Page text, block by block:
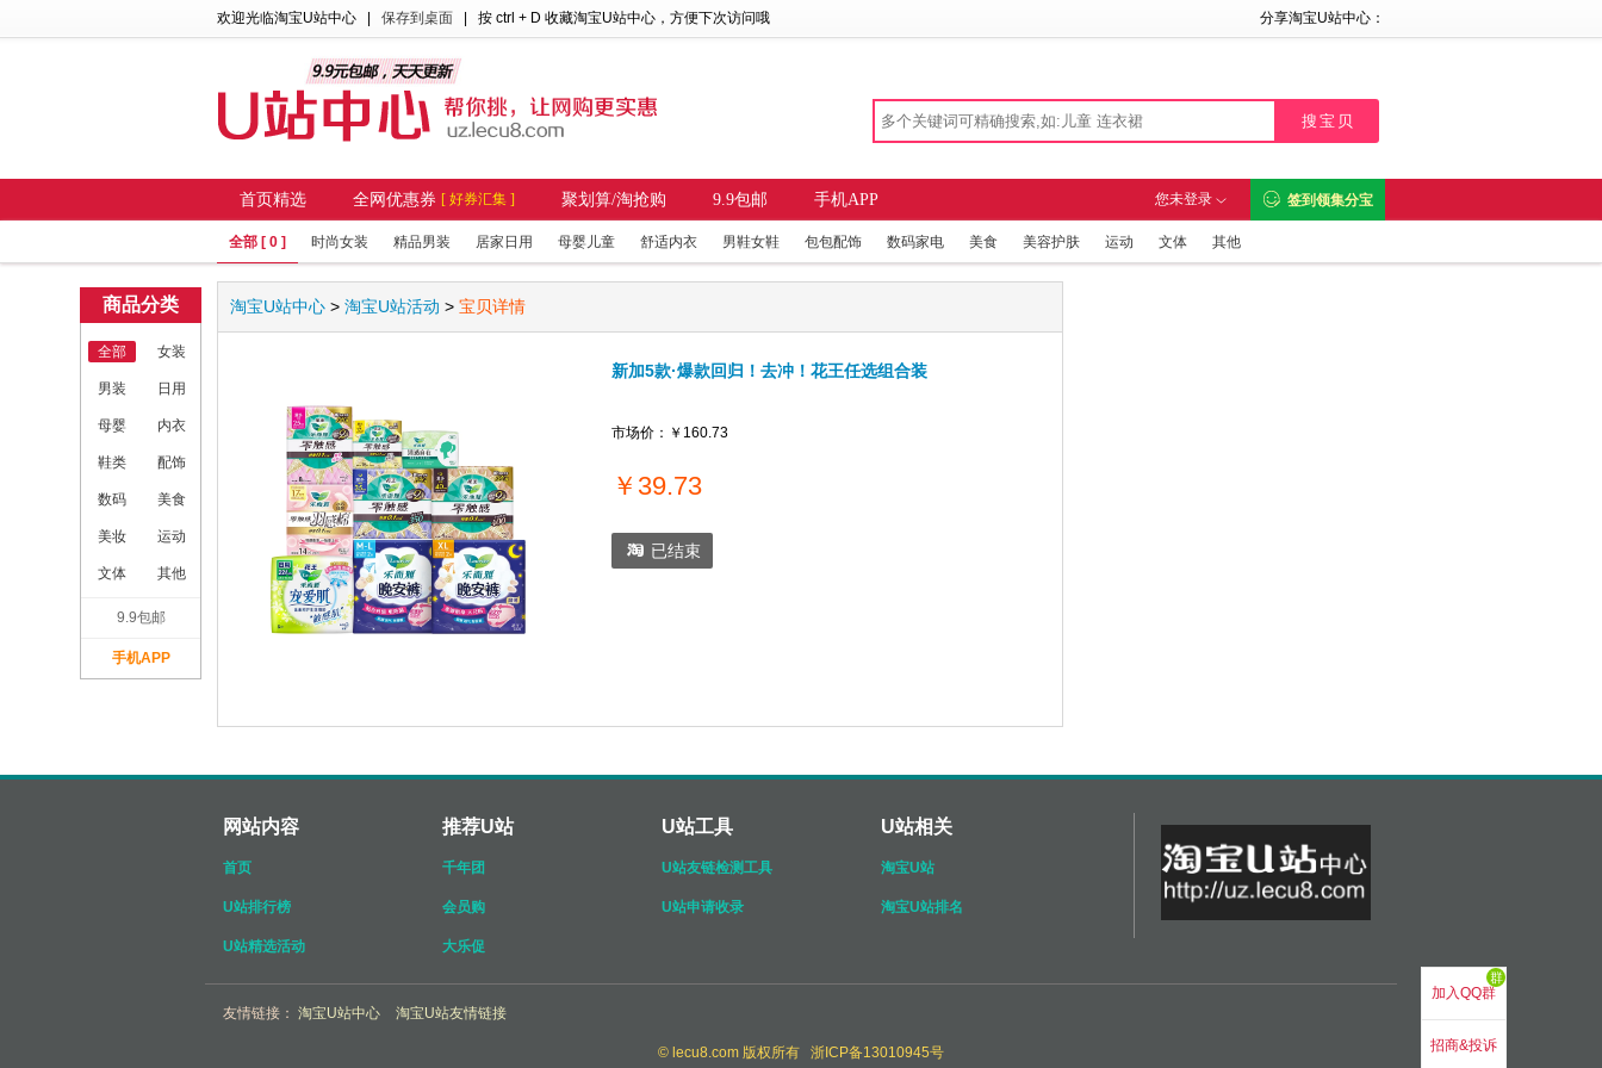
欢迎光临淘宝U站中心 保存到桌面 | 按 ctrl + D 收藏淘宝U站中心 ，方便下次访问哦 分享淘宝U站中心：
首页精选 全网优惠券 [ 好券汇集 ] 聚划算/淘抢购 9.9包邮 手机APP  签到领集分宝
您未登录 
全部 [ 0 ] 时尚女装 精品男装 居家日用 母婴儿童 舒适内衣 男鞋女鞋 包包配饰 数码家电 美食 美容护肤 运动 文体 其他
淘宝U站中心 > 淘宝U站活动 > 宝贝详情
新加5款·爆款回归！去冲！花王任选组合装
市场价： ￥160.73
￥ 39.73
 已结束
网站内容
首页
U站排行榜
U站精选活动
推荐U站
千年团
会员购
大乐促
U站工具
U站友链检测工具
U站申请收录
U站相关
淘宝U站
淘宝U站排名
友情链接： 淘宝U站中心 淘宝U站友情链接
© lecu8.com 版权所有 浙ICP备13010945号
加入QQ群
群
招商&投诉
商品分类
全部 女装
男装 日用
母婴 内衣
鞋类 配饰
数码 美食
美妆 运动
文体 其他
9.9包邮
手机APP